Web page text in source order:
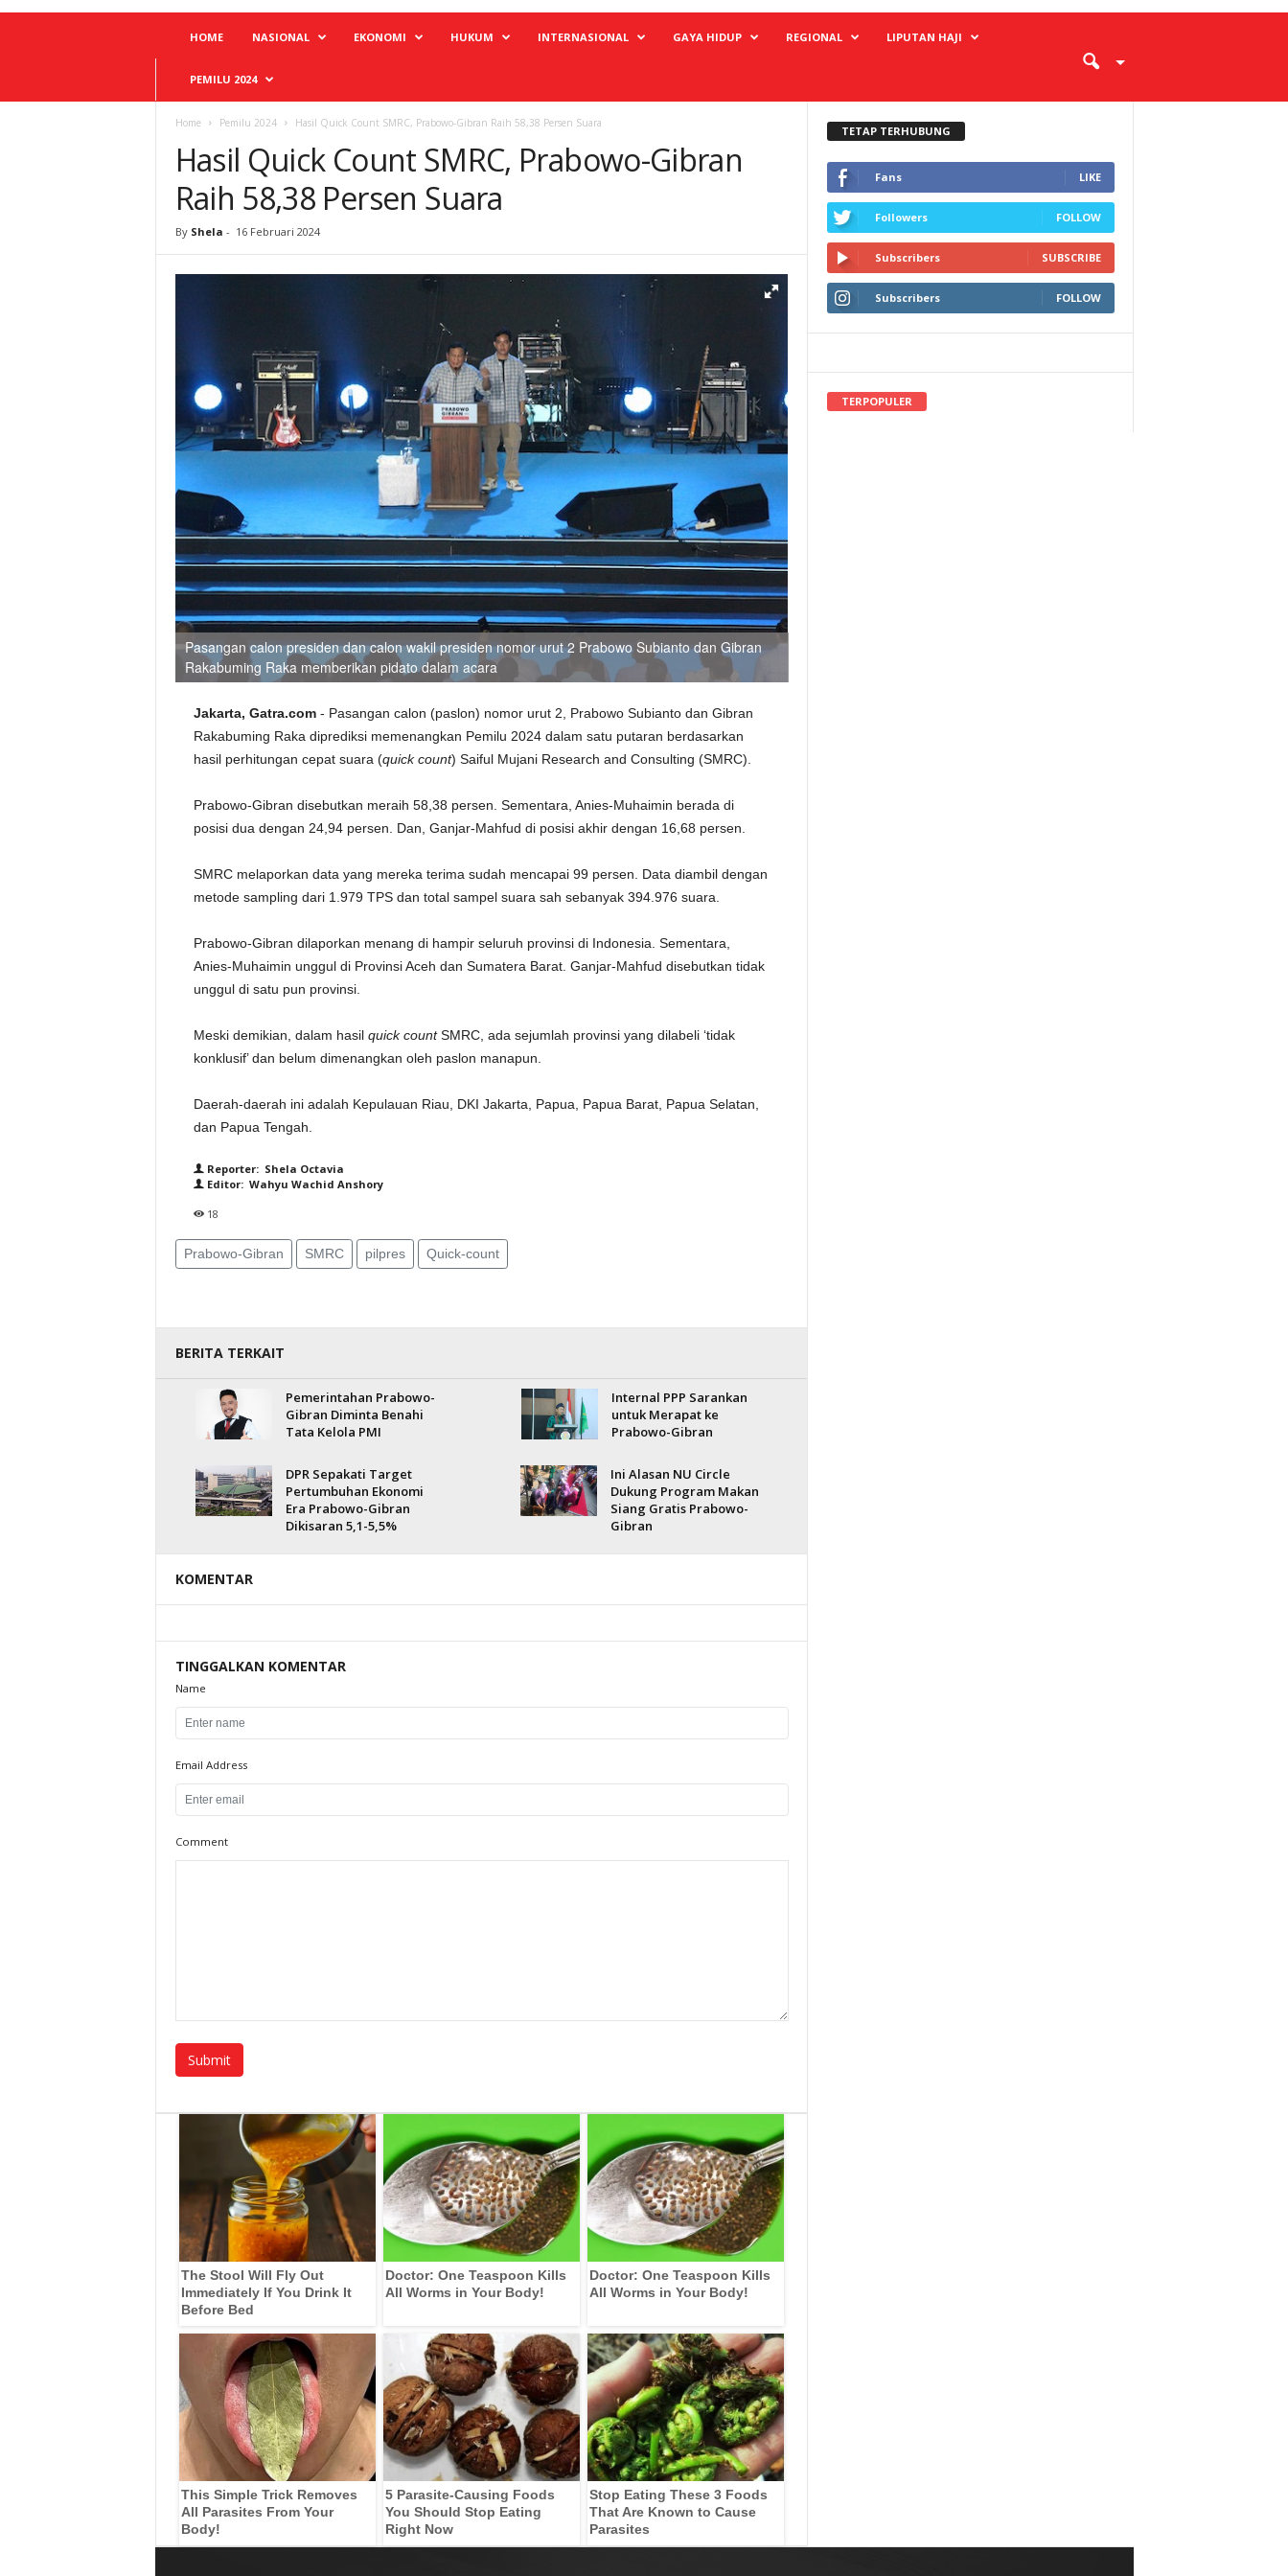
HOME NASIONAL EKONOMI HUKUM INTERNASIONAL GAYA HIDUP REGIONAL LIPUTAN HAJI
PEMILU 2024
Home Pemilu 2024 Hasil Quick Count SMRC, Prabowo-Gibran Raih 58,38 Persen Suara
Hasil Quick Count SMRC, Prabowo-Gibran
Raih 58,38 Persen Suara
By Shela - 16 Februari 2024
Pasangan calon presiden dan calon wakil presiden nomor urut 2 Prabowo Subianto dan Gibran
Rakabuming Raka memberikan pidato dalam acara
Jakarta, Gatra.com- Pasangan calon (paslon) nomor urut 2, Prabowo Subianto dan Gibran
Rakabuming Raka diprediksi memenangkan Pemilu 2024 dalam satu putaran berdasarkan
hasil perhitungan cepat suara (quick count) Saiful Mujani Research and Consulting (SMRC).
Prabowo-Gibran disebutkan meraih 58,38 persen. Sementara, Anies-Muhaimin berada di
posisi dua dengan 24,94 persen. Dan, Ganjar-Mahfud di posisi akhir dengan 16,68 persen.
SMRC melaporkan data yang mereka terima sudah mencapai 99 persen. Data diambil dengan
metode sampling dari 1.979 TPS dan total sampel suara sah sebanyak 394.976 suara.
Prabowo-Gibran dilaporkan menang di hampir seluruh provinsi di Indonesia. Sementara,
Anies-Muhaimin unggul di Provinsi Aceh dan Sumatera Barat. Ganjar-Mahfud disebutkan tidak
unggul di satu pun provinsi.
Meski demikian, dalam hasil quick countSMRC, ada sejumlah provinsi yang dilabeli ‘tidak
konklusif’ dan belum dimenangkan oleh paslon manapun.
Daerah-daerah ini adalah Kepulauan Riau, DKI Jakarta, Papua, Papua Barat, Papua Selatan,
dan Papua Tengah.
Reporter: Shela Octavia
Editor: Wahyu Wachid Anshory
18
Prabowo-Gibran SMRC pilpres Quick-count
BERITA TERKAIT
Pemerintahan Prabowo-
Gibran Diminta Benahi
Tata Kelola PMI
Internal PPP Sarankan
untuk Merapat ke
Prabowo-Gibran
DPR Sepakati Target
Pertumbuhan Ekonomi
Era Prabowo-Gibran
Dikisaran 5,1-5,5%
Ini Alasan NU Circle
Dukung Program Makan
Siang Gratis Prabowo-
Gibran
KOMENTAR
TINGGALKAN KOMENTAR
Name
Email Address
Comment
The Stool Will Fly Out
Immediately If You Drink It
Before Bed
Doctor: One Teaspoon Kills
All Worms in Your Body!
Doctor: One Teaspoon Kills
All Worms in Your Body!
This Simple Trick Removes
All Parasites From Your
Body!
5 Parasite-Causing Foods
You Should Stop Eating
Right Now
Stop Eating These 3 Foods
That Are Known to Cause
Parasites
TETAP TERHUBUNG
Fans LIKE
Followers FOLLOW
Subscribers SUBSCRIBE
Subscribers FOLLOW